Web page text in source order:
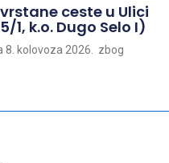
ceste u Ulici
1, k.o. Dugo Selo I)
8. kolovoza 2026. zbog